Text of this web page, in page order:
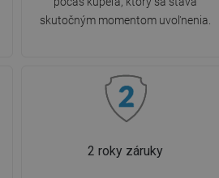
skutočným momentom uvoľnenia.
2 roky záruky